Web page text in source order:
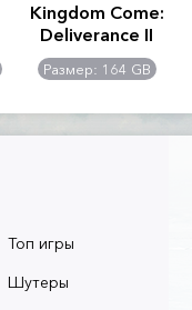
Kingdom Come:
Deliverance II
Размер: 164 GB
Топ игры
Шутеры